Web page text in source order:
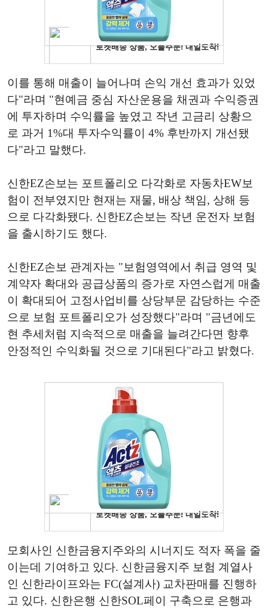
이를 통해 매출이 늘어나며 손익 개선 효과가 있었
다"라며 "현예금 중심 자산운용을 채권과 수익증권
에 투자하며 수익률을 높였고 작년 고금리 상황으
로 과거 1%대 투자수익률이 4% 후반까지 개선됐
다"라고 말했다.
신한EZ손보는 포트폴리오 다각화로 자동차EW보
험이 전부였지만 현재는 재물, 배상 책임, 상해 등
으로 다각화됐다. 신한EZ손보는 작년 운전자 보험
을 출시하기도 했다.
신한EZ손보 관계자는 "보험영역에서 취급 영역 및
계약자 확대와 공급상품의 증가로 자연스럽게 매출
이 확대되어 고정사업비를 상당부문 감당하는 수준
으로 보험 포트폴리오가 성장했다"라며 "금년에도
현 추세처럼 지속적으로 매출을 늘려간다면 향후
안정적인 수익화될 것으로 기대된다"라고 밝혔다.
모회사인 신한금융지주와의 시너지도 적자 폭을 줄
이는데 기여하고 있다. 신한금융지주 보험 계열사
인 신한라이프와는 FC(설계사) 교차판매를 진행하
고 있다. 신한은행 신한SOL페이 구축으로 은행과